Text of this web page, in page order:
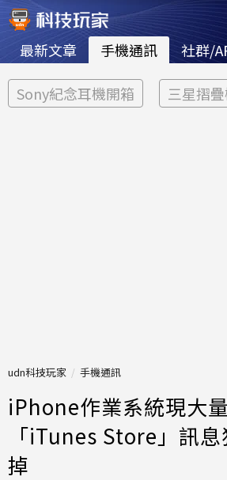
最新文章 手機通訊 社群/
Sony紀念耳機開箱 三星摺
udn科技玩家 手機通訊
iPhone作業系統現大
「iTunes Store」訊
掉